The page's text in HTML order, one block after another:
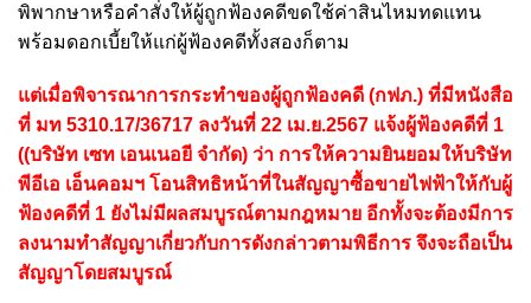
พิพากษาหรือคำสั่งให้ผู้ถูกฟ้องคดีขดใช้ค่าสินไหมทดแทน
พร้อมดอกเบี้ยให้แก่ผู้ฟ้องคดีทั้งสองก็ตาม
แต่เมื่อพิจารณาการกระทำของผู้ถูกฟ้องคดี (กฟภ.) ที่มีหนังสือ
ที่ มท 5310.17/36717 ลงวันที่ 22 เม.ย.2567 แจ้งผู้ฟ้องคดีที่ 1
((บริษัท เซท เอนเนอยี จำกัด) ว่า การให้ความยินยอมให้บริษัท
พีอีเอ เอ็นคอมฯ โอนสิทธิหน้าที่ในสัญญาซื้อขายไฟฟ้าให้กับผู้
ฟ้องคดีที่ 1 ยังไม่มีผลสมบูรณ์ตามกฎหมาย อีกทั้งจะต้องมีการ
ลงนามทำสัญญาเกี่ยวกับการดังกล่าวตามพิธีการ จึงจะถือเป็น
สัญญาโดยสมบูรณ์